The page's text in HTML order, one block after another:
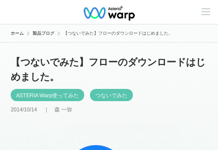
C
n
e
ホーム 製品ブログ 【つないでみた】フローのダウンロードはじめました。
【つないでみた】フローのダウンロードはじ
めました。
ASTERIA Warp使ってみた つないでみた
2014/10/14 ｜森 一弥